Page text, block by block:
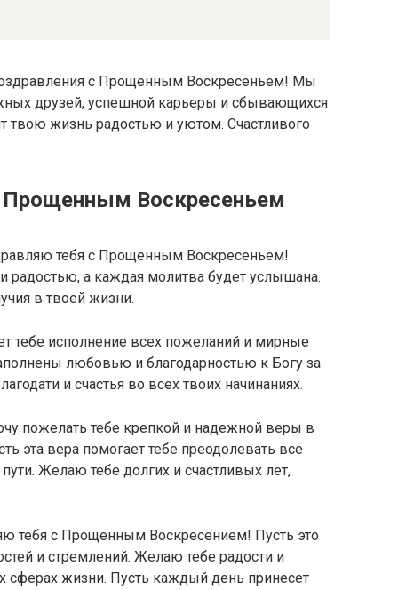
с Прощенным Воскресеньем! Мы
друзей, успешной карьеры и сбывающихся
твою жизнь радостью и уютом. Счастливого
Прощенным Воскресеньем
тебя с Прощенным Воскресеньем!
радостью, а каждая молитва будет услышана.
в твоей жизни.
тебе исполнение всех пожеланий и мирные
любовью и благодарностью к Богу за
и счастья во всех твоих начинаниях.
пожелать тебе крепкой и надежной веры в
эта вера помогает тебе преодолевать все
Желаю тебе долгих и счастливых лет,
тебя с Прощенным Воскресением! Пусть это
и стремлений. Желаю тебе радости и
сферах жизни. Пусть каждый день принесет